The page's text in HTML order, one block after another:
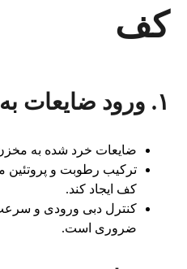
کف
۱. ورود ضایعات به دستگاه
ضایعات خرد شده به
ترکیب رطوبت و
کف ایجاد کند.
کنترل دبی ورودی و
ضروری است.